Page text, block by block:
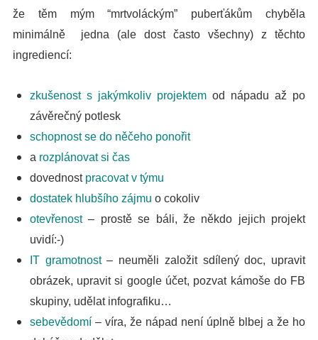
že těm mým “mrtvoláckým” puberťákům chyběla
minimálně jedna (ale dost často všechny) z těchto
ingrediencí:
zkušenost s jakýmkoliv projektem od nápadu až po
závěrečný potlesk
schopnost se do něčeho ponořit
a rozplánovat si čas
dovednost pracovat v týmu
dostatek hlubšího zájmu o cokoliv
otevřenost – prostě se báli, že někdo jejich projekt
uvidí:-)
IT gramotnost – neuměli založit sdílený doc, upravit
obrázek, upravit si google účet, pozvat kámoše do FB
skupiny, udělat infografiku…
sebevědomí– víra, že nápad není úplně blbej a že ho